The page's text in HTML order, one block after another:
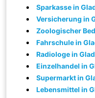
Sparkasse in
Versicherung in
Zoologischer
Fahrschule in
Radiologe in
Einzelhandel in
Supermarkt in
Lebensmittel in